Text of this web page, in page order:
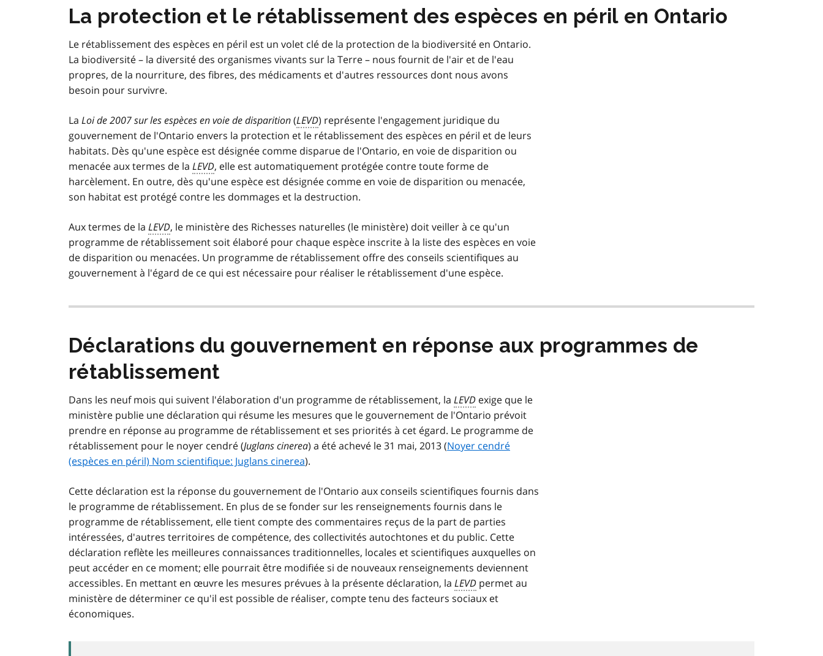
La protection et le rétablissement des espèces en péril en Ontario
Le rétablissement des espèces en péril est un volet clé de la protection de la biodiversité en Ontario.
La biodiversité – la diversité des organismes vivants sur la Terre – nous fournit de l'air et de l'eau
propres, de la nourriture, des fibres, des médicaments et d'autres ressources dont nous avons
besoin pour survivre.
La Loi de 2007 sur les espèces en voie de disparition(LEVD) représente l'engagement juridique du
gouvernement de l'Ontario envers la protection et le rétablissement des espèces en péril et de leurs
habitats. Dès qu'une espèce est désignée comme disparue de l'Ontario, en voie de disparition ou
menacée aux termes de la LEVD, elle est automatiquement protégée contre toute forme de
harcèlement. En outre, dès qu'une espèce est désignée comme en voie de disparition ou menacée,
son habitat est protégé contre les dommages et la destruction.
Aux termes de la LEVD, le ministère des Richesses naturelles (le ministère) doit veiller à ce qu'un
programme de rétablissement soit élaboré pour chaque espèce inscrite à la liste des espèces en voie
de disparition ou menacées. Un programme de rétablissement offre des conseils scientifiques au
gouvernement à l'égard de ce qui est nécessaire pour réaliser le rétablissement d'une espèce.
Déclarations du gouvernement en réponse aux programmes de
rétablissement
Dans les neuf mois qui suivent l'élaboration d'un programme de rétablissement, la LEVD exige que le
ministère publie une déclaration qui résume les mesures que le gouvernement de l'Ontario prévoit
prendre en réponse au programme de rétablissement et ses priorités à cet égard. Le programme de
rétablissement pour le noyer cendré (Juglans cinerea) a été achevé le 31 mai, 2013 (Noyer cendré
(espèces en péril) Nom scientifique: Juglans cinerea).
Cette déclaration est la réponse du gouvernement de l'Ontario aux conseils scientifiques fournis dans
le programme de rétablissement. En plus de se fonder sur les renseignements fournis dans le
programme de rétablissement, elle tient compte des commentaires reçus de la part de parties
intéressées, d'autres territoires de compétence, des collectivités autochtones et du public. Cette
déclaration reflète les meilleures connaissances traditionnelles, locales et scientifiques auxquelles on
peut accéder en ce moment; elle pourrait être modifiée si de nouveaux renseignements deviennent
accessibles. En mettant en œuvre les mesures prévues à la présente déclaration, la LEVD permet au
ministère de déterminer ce qu'il est possible de réaliser, compte tenu des facteurs sociaux et
économiques.